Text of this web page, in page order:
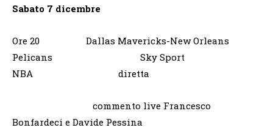
Sabato 7 dicembre
Ore 20 Dallas Mavericks-New Orleans
Pelicans Sky Sport
NBA diretta
commento live Francesco
Bonfardeci e Davide Pessina